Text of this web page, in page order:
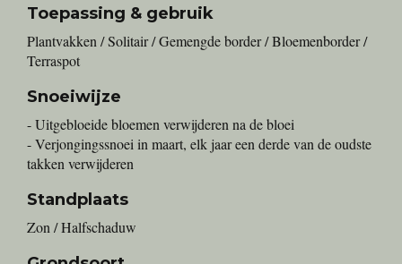
Toepassing & gebruik
Plantvakken / Solitair / Gemengde border / Bloemenborder /
Terraspot
Snoeiwijze
- Uitgebloeide bloemen verwijderen na de bloei
- Verjongingssnoei in maart, elk jaar een derde van de oudste
takken verwijderen
Standplaats
Zon / Halfschaduw